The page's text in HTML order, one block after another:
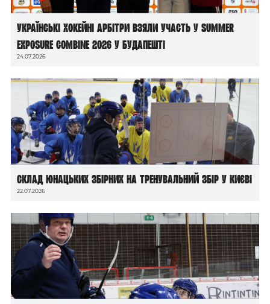
Українські хокейні арбітри взяли участь у Summer
Exposure Combine 2026 у Будапешті
24.07.2026
Склад юнацьких збірних на тренувальний збір у Києві
22.07.2026